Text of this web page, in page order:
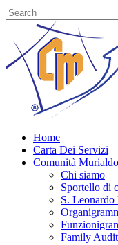
Skip
to
content
Menu
Home
Carta Dei Servizi
Comunità Murialdo
Chi siamo
Sportello di
S.
Family Audit